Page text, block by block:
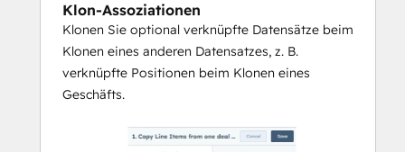
Datum.
Hinzufügen verschiedener Regeln für
den Abgleich von Datensätzen und
Ausnahmen.
Workflows verwaltet - nach der Installation
Klon-Assoziationen
Klonen Sie optional verknüpfte Datensätze beim
Klonen eines anderen Datensatzes, z. B.
verknüpfte Positionen beim Klonen eines
Geschäfts.